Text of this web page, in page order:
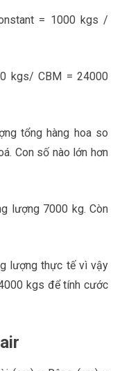
= 1000 kgs /
kgs/ CBM = 24000
tổng hàng hoa so
Con số nào lớn hơn
lượng 7000 kg. Còn
lượng thực tế vì vậy
kgs để tính cước